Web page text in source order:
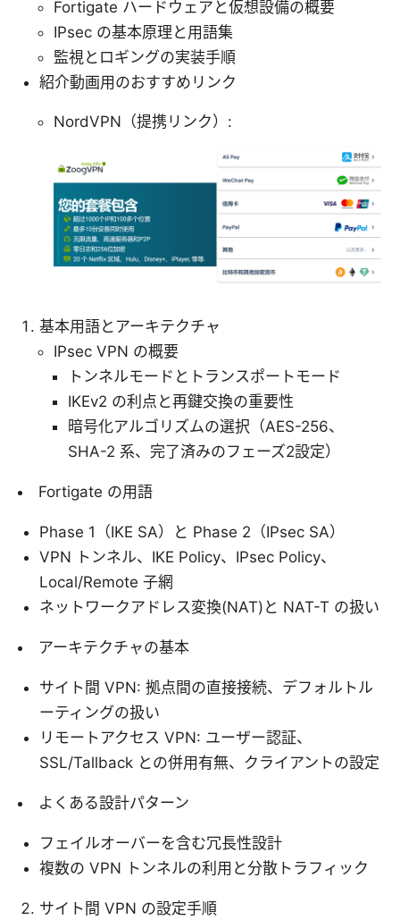
Fortigate ハードウェアと仮想設備の概要
IPsec の基本原理と用語集
監視とロギングの実装手順
紹介動画用のおすすめリンク
NordVPN（提携リンク）:
基本用語とアーキテクチャ
IPsec VPN の概要
トンネルモードとトランスポートモード
IKEv2 の利点と再鍵交換の重要性
暗号化アルゴリズムの選択（AES-256、
SHA-2 系、完了済みのフェーズ2設定）
Fortigate の用語
Phase 1（IKE SA）と Phase 2（IPsec SA）
VPN トンネル、IKE Policy、IPsec Policy、
Local/Remote 子網
ネットワークアドレス変換(NAT)と NAT-T の扱い
アーキテクチャの基本
サイト間 VPN: 拠点間の直接接続、デフォルトル
ーティングの扱い
リモートアクセス VPN: ユーザー認証、
SSL/Tallback との併用有無、クライアントの設定
よくある設計パターン
フェイルオーバーを含む冗長性設計
複数の VPN トンネルの利用と分散トラフィック
サイト間 VPN の設定手順